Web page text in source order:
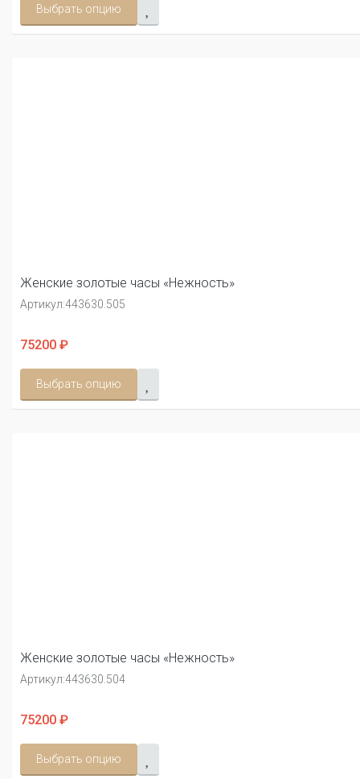
Выбрать опцию
Женские золотые часы «Нежность»
Артикул:443630.505
75200 ₽
Выбрать опцию
Женские золотые часы «Нежность»
Артикул:443630.504
75200 ₽
Выбрать опцию